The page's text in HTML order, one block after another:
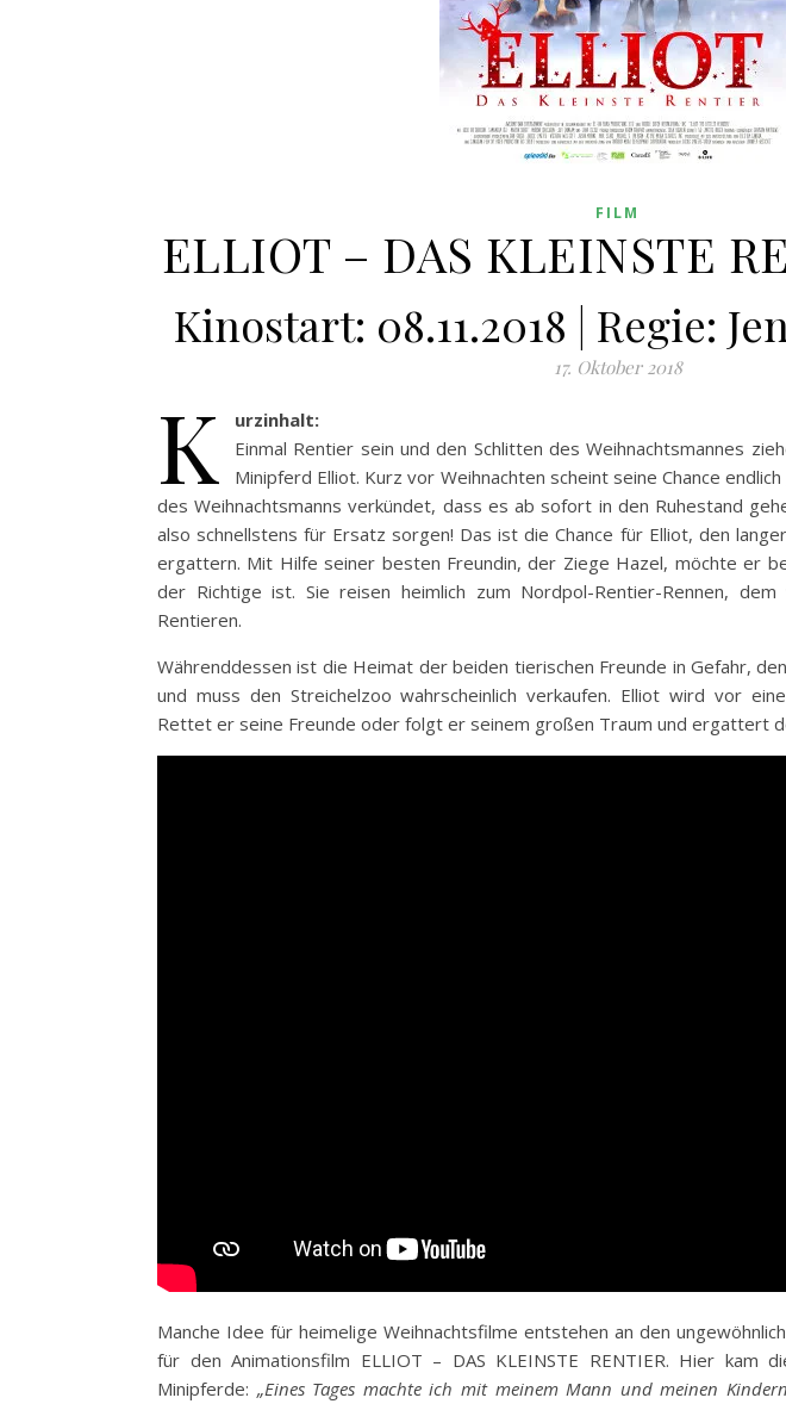
FILM
ELLIOT – DAS KLEINSTE
Kinostart: 08.11.2018 | Regie:
17. Oktober 2018
K
urzinhalt:
Einmal Rentier sein und den Schlitten des Weihnachtsmannes
Minipferd Elliot. Kurz vor Weihnachten scheint seine Chance
des Weihnachtsmanns verkündet, dass es ab sofort in den Ruhestand
also schnellstens für Ersatz sorgen! Das ist die Chance für Elliot, den
ergattern. Mit Hilfe seiner besten Freundin, der Ziege Hazel, möchte er
der Richtige ist. Sie reisen heimlich zum Nordpol-Rentier-Rennen,
Rentieren.
Währenddessen ist die Heimat der beiden tierischen Freunde in Gefahr,
und muss den Streichelzoo wahrscheinlich verkaufen. Elliot wird vor
Rettet er seine Freunde oder folgt er seinem großen Traum und ergattert
Manche Idee für heimelige Weihnachtsfilme entstehen an den
für den Animationsfilm ELLIOT – DAS KLEINSTE RENTIER. Hier kam
Minipferde: „Eines Tages machte ich mit meinem Mann und meinen